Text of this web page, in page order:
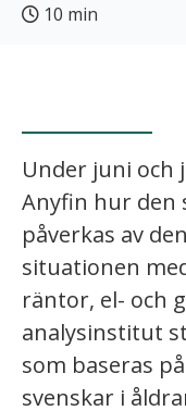
10 min
Under juni och
Anyfin hur den
påverkas av
situationen
räntor, el- och
analysinstitut
som baseras
svenskar i